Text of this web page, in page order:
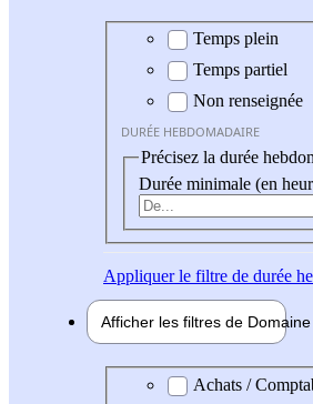
Durée hebdomadaire
Temps plein
Temps partiel
Non renseignée
DURÉE HEBDOMADAIRE
Précisez la durée
Durée minimale (en
Appliquerle filtre de durée
Afficher les filtres de
Domaine professionel
Achats /